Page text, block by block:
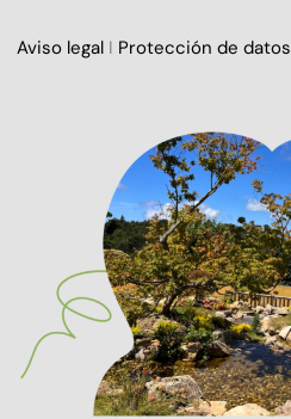
Aviso legal I Protección de datos